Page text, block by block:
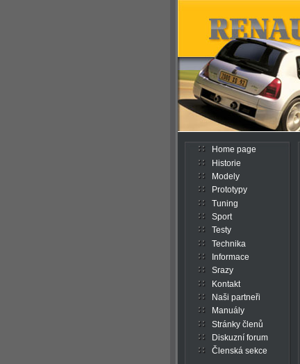
Home page
Historie
Modely
Prototypy
Tuning
Sport
Testy
Technika
Informace
Srazy
Kontakt
Naši partneři
Manuály
Stránky členů
Diskuzní forum
Členská sekce